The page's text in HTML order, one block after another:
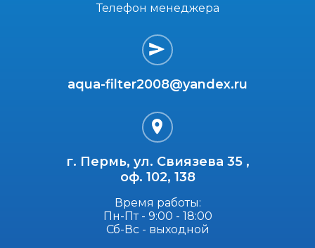
aqua-filter2008@yandex.ru
г. Пермь, ул. Свиязева 35 ,
оф. 102, 138
Телефон менеджера
Время работы:
Пн-Пт - 9:00 - 18:00
Сб-Вс - выходной